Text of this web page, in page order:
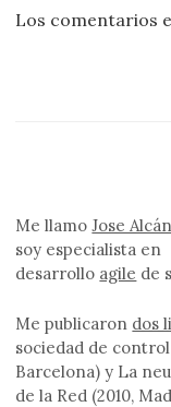
Los comentarios
Me llamoJose
soy especialista en
desarrollo agile de
Me publicaron dos
sociedad de control
Barcelona) y La
de la Red (2010,